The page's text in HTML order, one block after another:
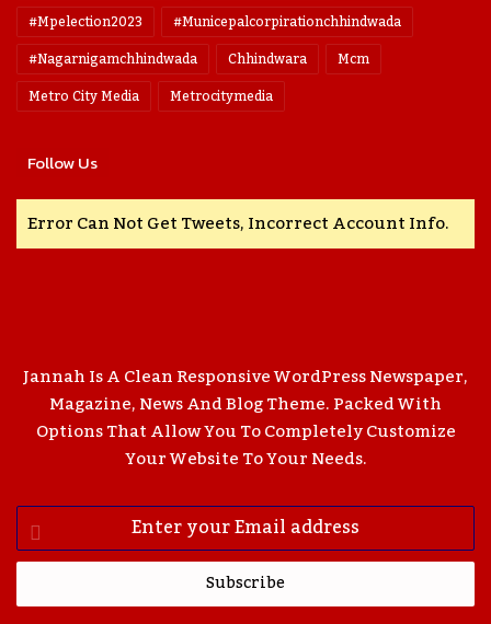
#mpelection2023
#municepalcorpirationchhindwada
#nagarnigamchhindwada
Chhindwara
Mcm
Metro City Media
Metrocitymedia
Follow Us
Error Can Not Get Tweets, Incorrect Account Info.
Jannah Is A Clean Responsive WordPress Newspaper,
Magazine, News And Blog Theme. Packed With
Options That Allow You To Completely Customize
Your Website To Your Needs.
Enter
Your
Email
Address